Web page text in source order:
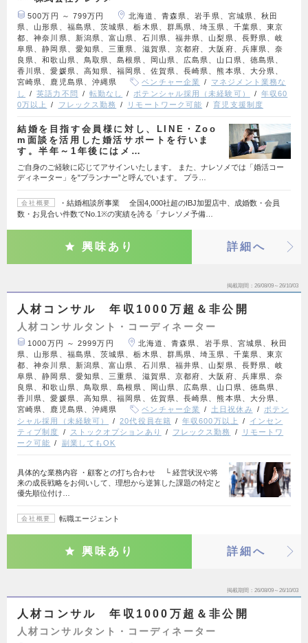
500万円 ～ 799万円
北海道、青森県、岩手県、宮城県、秋田
県、山形県、福島県、茨城県、栃木県、群馬県、埼玉県、千葉県、東京
都、神奈川県、新潟県、富山県、石川県、福井県、山梨県、長野県、岐
阜県、静岡県、愛知県、三重県、滋賀県、京都府、大阪府、兵庫県、奈
良県、和歌山県、鳥取県、島根県、岡山県、広島県、山口県、徳島県、
香川県、愛媛県、高知県、福岡県、佐賀県、長崎県、熊本県、大分県、
宮崎県、鹿児島県、沖縄県
ベンチャー企業
マネジメント業務な
し
英語力不問 転勤なし ポテンシャル採用（未経験可）
年収60
0万以上
フレックス勤務 リモートワーク可能 育児支援制度
結婚を目指す会員様に対し、LINE・Zoo
m面談を活用した婚活サポートを行いま
す。半年～1年後にはメ…
ご自身のご経験に応じてアサインいたします。 また、ナレソメでは「婚活コー
ディネーター」を"プランナー”と呼んでいます。 プラ…
会社概要
・結婚相談所事業 全国4,000社超のIBJ加盟店中、成婚数・会員
数・お見合い件数でNo.1※の実績を誇る「ナレソメ予備…
興味あり 詳細へ
掲載期間 26/08/09～26/10/03
人材コンサル 年収1000万超＆非公開
人材コンサルタント・コーディネーター
1000万円 ～ 2999万円
北海道、青森県、岩手県、宮城県、秋田
県、山形県、福島県、茨城県、栃木県、群馬県、埼玉県、千葉県、東京
都、神奈川県、新潟県、富山県、石川県、福井県、山梨県、長野県、岐
阜県、静岡県、愛知県、三重県、滋賀県、京都府、大阪府、兵庫県、奈
良県、和歌山県、鳥取県、島根県、岡山県、広島県、山口県、徳島県、
香川県、愛媛県、高知県、福岡県、佐賀県、長崎県、熊本県、大分県、
宮崎県、鹿児島県、沖縄県
ベンチャー企業 土日祝休み
ポテン
シャル採用（未経験可）
20代役員在籍 年収600万以上
インセン
ティブ制度
ストックオプションあり フレックス勤務
リモートワ
ーク可能
副業してもOK
具体的な業務内容 ・顧客との打ち合わせ └ 経営状況や将
来の成長戦略をお伺いして、理想から逆算した課題の特定と
優先順位付け…
会社概要 転職エージェント
興味あり 詳細へ
掲載期間 26/08/09～26/10/03
人材コンサル 年収1000万超＆非公開
人材コンサルタント・コーディネーター